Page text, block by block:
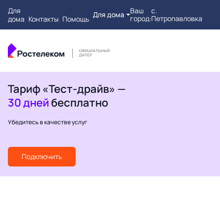
Для
дома Контакты Помощь Для дома
Ваш
город:
с.
Петропавловка
Тариф «Тест-драйв» —
30 дней бесплатно
Убедитесь в качестве услуг
Подключить